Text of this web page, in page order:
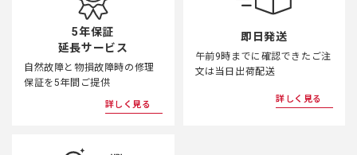
5年保証
延長サービス
自然故障と物損故障時の修理
保証を5年間ご提供
詳しく見る
即日発送
午前9時までに確認できたご注
文は当日出荷配送
詳しく見る